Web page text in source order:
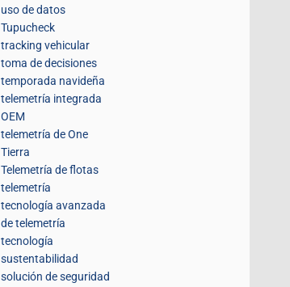
uso de datos
Tupucheck
tracking vehicular
toma de decisiones
temporada navideña
telemetría integrada
OEM
telemetría de One
Tierra
Telemetría de flotas
telemetría
tecnología avanzada
de telemetría
tecnología
sustentabilidad
solución de seguridad